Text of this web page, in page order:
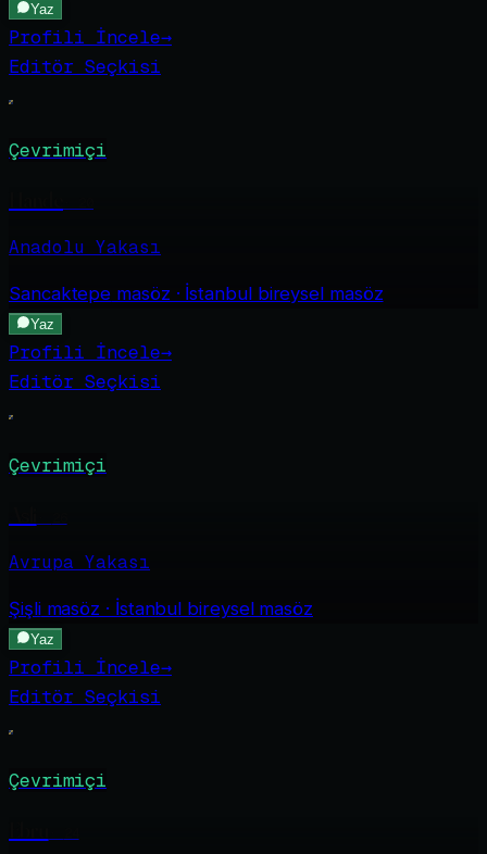
Yaz
Profili İncele→
Editör Seçkisi
Çevrimiçi
Anadolu Yakası
Sancaktepe masöz · İstanbul bireysel masöz
Yaz
Profili İncele→
Editör Seçkisi
Çevrimiçi
Avrupa Yakası
Şişlimasöz · İstanbul bireysel masöz
Yaz
Profili İncele→
Editör Seçkisi
Çevrimiçi